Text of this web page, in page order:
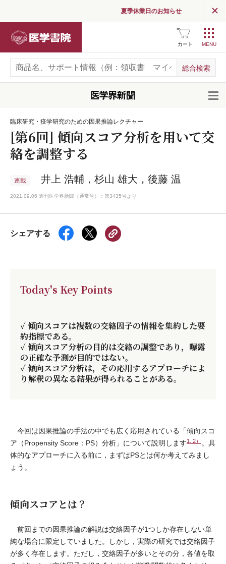
夏季休業日のお知らせ
カート
臨床研究・疫学研究のための因果推論レクチャー
[第6回] 傾向スコア分析を用いて交
絡を調整する
連載 井上 浩輔，杉山 雄大，後藤 温
2021.09.06 週刊医学界新聞（通常号）：第3435号より
シェアする
Today's Key Points
✓ 傾向スコアは複数の交絡因子の情報を集約した要
約指標である。
✓ 傾向スコア分析の目的は交絡の調整であり，曝露
の正確な予測が目的ではない。
✓ 傾向スコア分析は，その応用するアプローチによ
り解釈の異なる結果が得られることがある。
今回は因果推論の手法の中でも広く応用されている「傾向スコ
ア（Propensity Score：PS）分析」について説明します1, 2）
。具
体的なアプローチに入る前に，まずはPSとは何か考えてみまし
ょう。
傾向スコアとは？
前回までの因果推論の解説は交絡因子が1つしか存在しない単
純な場合に限定していました。しかし，実際の研究では交絡因子
が多く存在します。ただし，交絡因子が多いとその分，各値を取